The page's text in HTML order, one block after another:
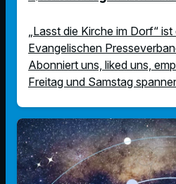
„Lasst die Kirche im Dorf“
Evangelischen
Abonniert uns, liked uns,
Freitag und Samstag